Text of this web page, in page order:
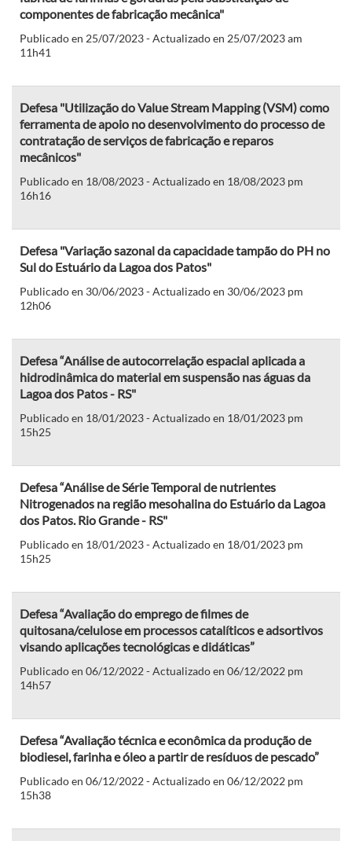
componentes de fabricação mecânica"
Publicado en 25/07/2023 - Actualizado en 25/07/2023 am
11h41
Defesa "Utilização do Value Stream Mapping (VSM) como
ferramenta de apoio no desenvolvimento do processo de
contratação de serviços de fabricação e reparos
mecânicos"
Publicado en 18/08/2023 - Actualizado en 18/08/2023 pm
16h16
Defesa "Variação sazonal da capacidade tampão do PH no
Sul do Estuário da Lagoa dos Patos"
Publicado en 30/06/2023 - Actualizado en 30/06/2023 pm
12h06
Defesa “Análise de autocorrelação espacial aplicada a
hidrodinâmica do material em suspensão nas águas da
Lagoa dos Patos - RS"
Publicado en 18/01/2023 - Actualizado en 18/01/2023 pm
15h25
Defesa “Análise de Série Temporal de nutrientes
Nitrogenados na região mesohalina do Estuário da Lagoa
dos Patos. Rio Grande - RS"
Publicado en 18/01/2023 - Actualizado en 18/01/2023 pm
15h25
Defesa “Avaliação do emprego de filmes de
quitosana/celulose em processos catalíticos e adsortivos
visando aplicações tecnológicas e didáticas”
Publicado en 06/12/2022 - Actualizado en 06/12/2022 pm
14h57
Defesa “Avaliação técnica e econômica da produção de
biodiesel, farinha e óleo a partir de resíduos de pescado”
Publicado en 06/12/2022 - Actualizado en 06/12/2022 pm
15h38